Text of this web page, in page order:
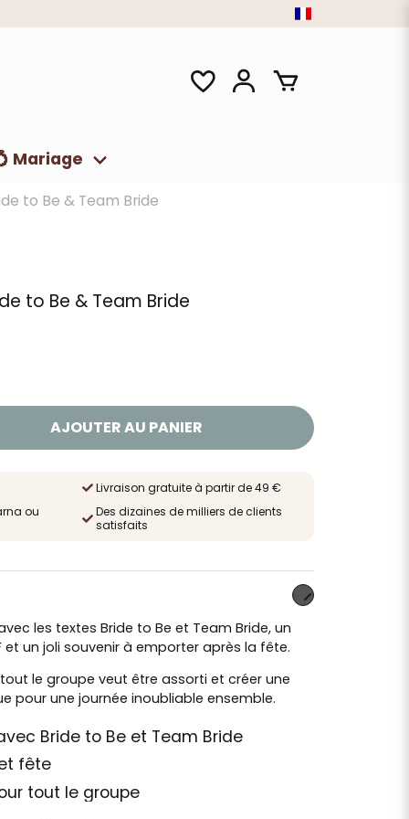
Mariage
to Be & Team Bride
to Be & Team Bride
AJOUTER AU PANIER
Livraison gratuite à partir de 49 €
ou
Des dizaines de milliers de clients
satisfaits
les textes Bride to Be et Team Bride, un
et un joli souvenir à emporter après la fête.
le groupe veut être assorti et créer une
pour une journée inoubliable ensemble.
Bride to Be et Team Bride
fête
tout le groupe